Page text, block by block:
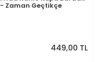
- Zaman Geçtikçe
449,00 TL